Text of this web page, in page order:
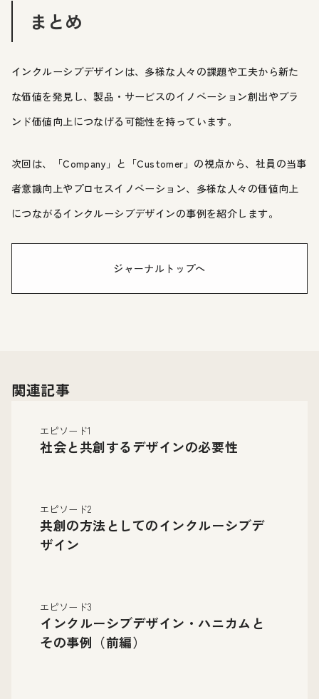
まとめ
インクルーシブデザインは、多様な人々の課題や工夫から新た
な価値を発見し、製品・サービスのイノベーション創出やブラ
ンド価値向上につなげる可能性を持っています。
次回は、「Company」と「Customer」の視点から、社員の当事
者意識向上やプロセスイノベーション、多様な人々の価値向上
につながるインクルーシブデザインの事例を紹介します。
ジャーナルトップへ
関連記事
エピソード1
社会と共創するデザインの必要性
エピソード2
共創の方法としてのインクルーシブデ
ザイン
エピソード3
インクルーシブデザイン・ハニカムと
その事例（前編）